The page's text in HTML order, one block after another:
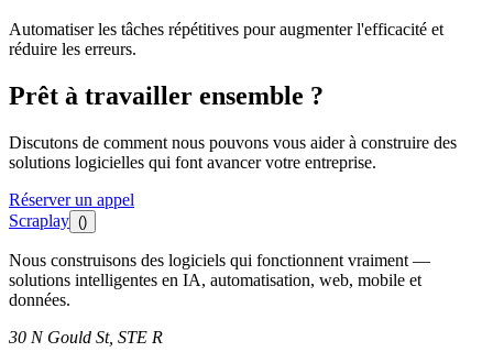
Automatiser les tâches répétitives pour augmenter l'efficacité et
réduire les erreurs.
Prêt à travailler ensemble ?
Discutons de comment nous pouvons vous aider à construire des
solutions logicielles qui font avancer votre entreprise.
Réserver un appel
Scraplay ()
Nous construisons des logiciels qui fonctionnent vraiment —
solutions intelligentes en IA, automatisation, web, mobile et
données.
30 N Gould St, STE R